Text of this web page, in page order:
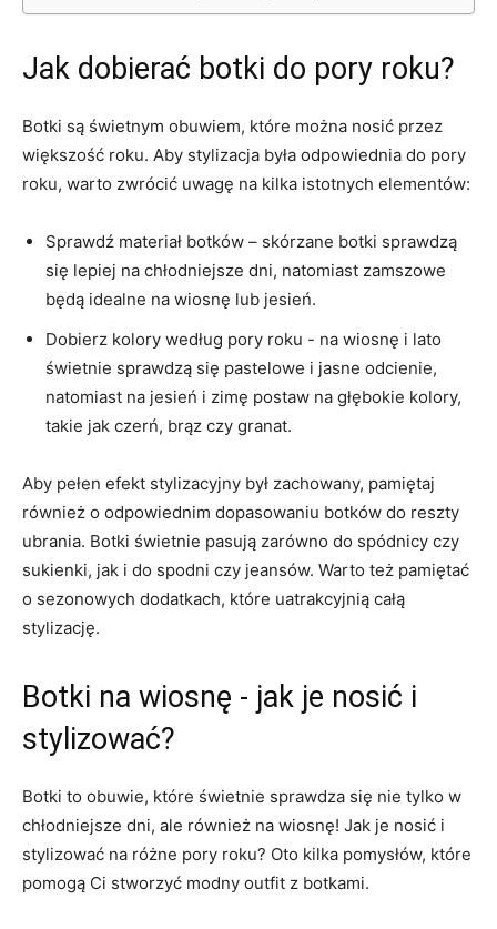
Jak dobierać​ botki do pory roku?
Botki są⁢ świetnym obuwiem, które można nosić przez
większość roku. Aby stylizacja była odpowiednia do pory​
roku, warto⁤ zwrócić⁤ uwagę na kilka istotnych elementów:
Sprawdź materiał ​botków – skórzane botki sprawdzą
się lepiej na chłodniejsze dni, natomiast zamszowe⁢
będą ‍idealne na wiosnę lub jesień.
Dobierz ‍kolory według​ pory roku ​- na wiosnę i lato
świetnie sprawdzą się pastelowe⁤ i jasne odcienie,‌
natomiast na jesień i zimę postaw⁤ na głębokie kolory,
takie ⁤jak ‍czerń, brąz czy granat.
Aby pełen efekt stylizacyjny⁢ był zachowany, pamiętaj
również⁤ o odpowiednim​ dopasowaniu botków do reszty​
ubrania. Botki świetnie pasują zarówno⁤ do spódnicy czy
sukienki, jak ‍i do ‌spodni czy jeansów. Warto też ⁣pamiętać
o sezonowych dodatkach, które uatrakcyjnią całą
stylizację.
Botki na wiosnę‌ -⁣ jak je nosić i
stylizować?
Botki to obuwie, które świetnie sprawdza się nie​ tylko w
chłodniejsze‍ dni, ale‌ również na wiosnę! Jak‍ je nosić‍ i
stylizować na różne pory roku? Oto kilka pomysłów, które
pomogą Ci ‌stworzyć modny outfit z botkami.